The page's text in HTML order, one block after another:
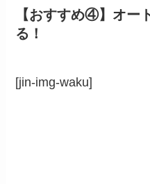
【おすすめ④】オー
る！
[jin-img-waku]